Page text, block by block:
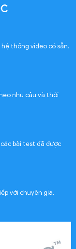
thống video có sẵn.
nhu cầu và thời
bài test đã được
với chuyên gia.